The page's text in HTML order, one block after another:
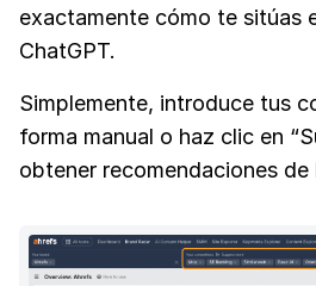
exactamente cómo te sitúas
ChatGPT.
Simplemente, introduce tus
forma manual o haz clic en
obtener recomendaciones de